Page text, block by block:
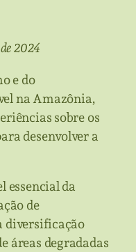
2024
e do
na Amazônia,
sobre os
desenvolver a
essencial da
de
diversificação
áreas degradadas